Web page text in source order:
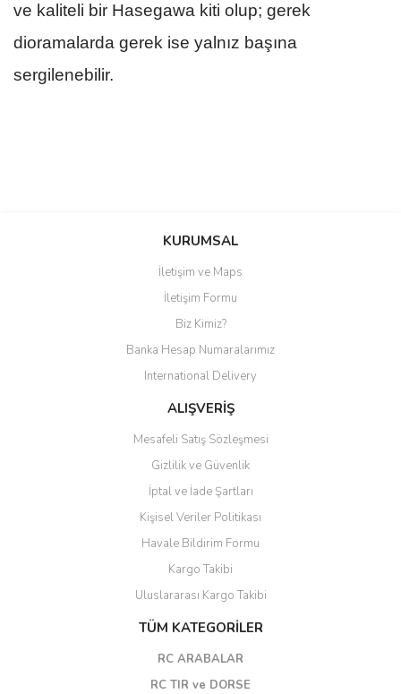
ve kaliteli bir Hasegawa kiti olup; gerek
dioramalarda gerek ise yalnız başına
sergilenebilir.
Bu ürüne ilk yorumu siz yapın!
Yorum Yaz
KURUMSAL
İletişim ve Maps
İletişim Formu
Biz Kimiz?
Banka Hesap Numaralarımız
International Delivery
ALIŞVERİŞ
Mesafeli Satış Sözleşmesi
Gizlilik ve Güvenlik
İptal ve İade Şartları
Kişisel Veriler Politikası
Havale Bildirim Formu
Kargo Takibi
Uluslararası Kargo Takibi
TÜM KATEGORİLER
RC ARABALAR
RC TIR ve DORSE